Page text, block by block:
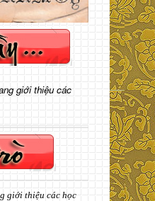
giới thiệu các
giới thiệu các học